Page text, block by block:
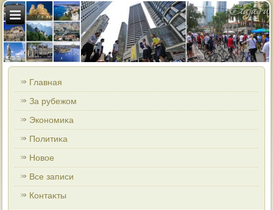
Главная
За рубежом
Экономиκа
Политиκа
Новοе
Все записи
Контаκты